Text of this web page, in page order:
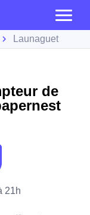
Launaguet